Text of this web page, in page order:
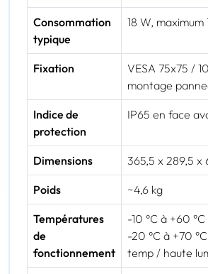
Consommation
typique
18 W,
Fixation
VESA 75x75 /
montage
Indice de
protection
IP65 en face
Dimensions 365,5 x 289,5 x
Poids ~4,6 kg
Températures
de
fonctionnement
-10 °C à +60
-20 °C à +70
temp / haute